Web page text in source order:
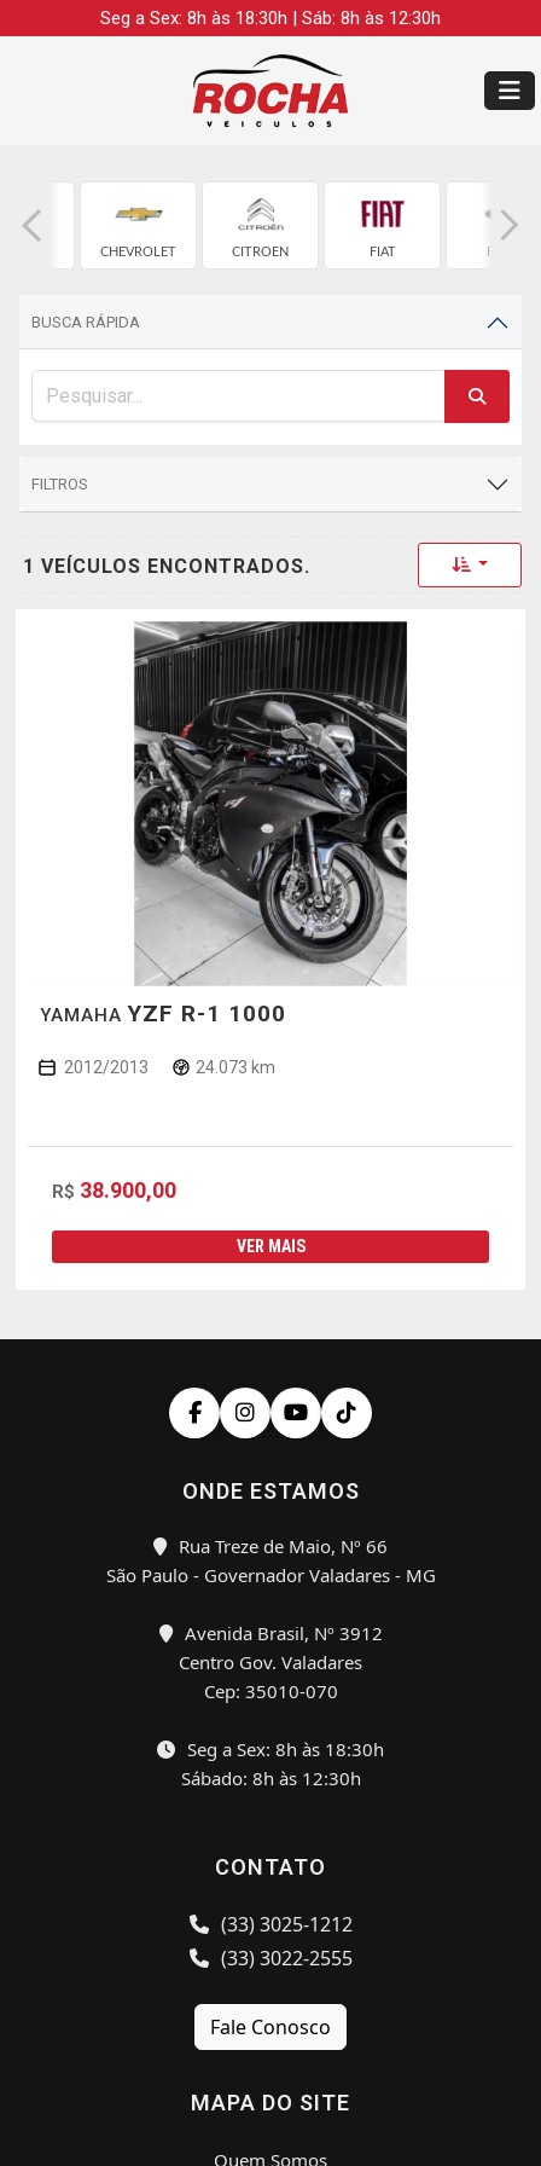
Seg a Sex: 8h às 18:30h | Sáb: 8h às 12:30h
CHEVROLET CITROEN FIAT FORD
BUSCA RÁPIDA
FILTROS
1 VEÍCULOS ENCONTRADOS. Toggle
YAMAHA YZF R-1 1000
2012/2013 24.073 km
R$ 38.900,00
VER MAIS
ONDE ESTAMOS
Rua Treze de Maio, Nº 66
São Paulo - Governador Valadares - MG
Avenida Brasil, Nº 3912
Centro Gov. Valadares
Cep: 35010-070
Seg a Sex: 8h às 18:30h
Sábado: 8h às 12:30h
CONTATO
(33) 3025-1212
(33) 3022-2555
Fale Conosco
MAPA DO SITE
Quem Somos